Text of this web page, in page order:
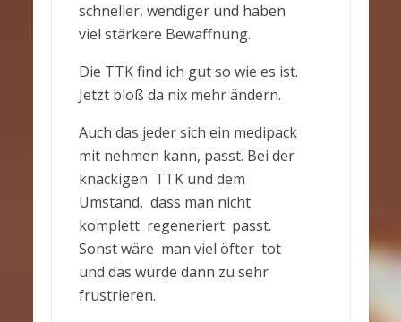
schneller, wendiger und haben
viel stärkere Bewaffnung.
Die TTK find ich gut so wie es ist.
Jetzt bloß da nix mehr ändern.
Auch das jeder sich ein medipack
mit nehmen kann, passt. Bei der
knackigen TTK und dem
Umstand, dass man nicht
komplett regeneriert passt.
Sonst wäre man viel öfter tot
und das würde dann zu sehr
frustrieren.